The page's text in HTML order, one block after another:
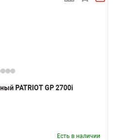
PATRIOT GP 2700i
Есть в наличии